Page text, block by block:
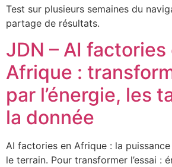
Test sur plusieurs semaines du
partage de résultats.
JDN – AI factories
Afrique :
par l’énergie, les
la donnée
AI factories en Afrique : la
le terrain. Pour transformer l’essai :